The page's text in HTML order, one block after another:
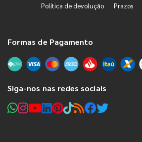
Política de devolução Prazos
Formas de Pagamento
Siga-nos nas redes sociais